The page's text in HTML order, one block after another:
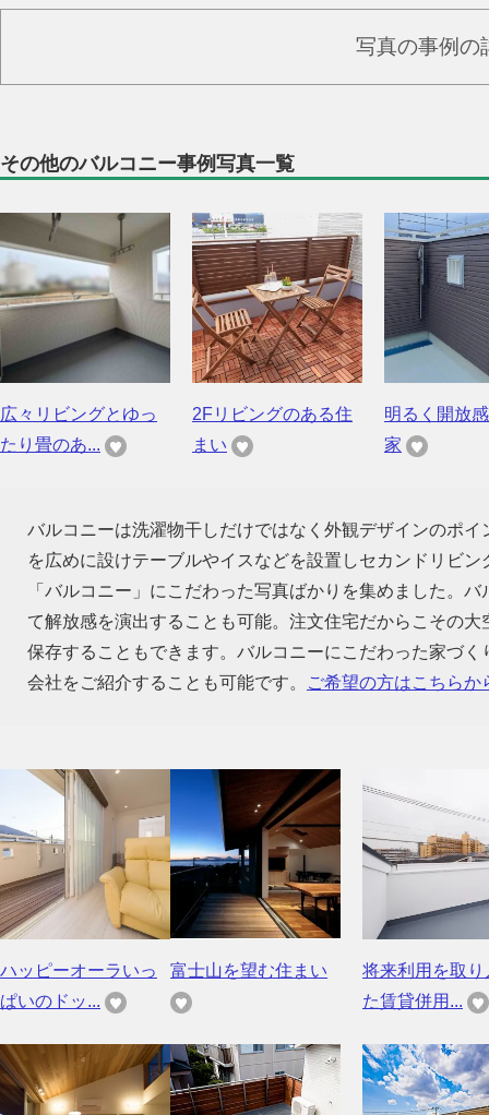
写真の事例の
その他のバルコニー事例写真一覧
広々リビングとゆっ
たり畳のあ...
2Fリビングのある住
まい
明るく開放
家
バルコニーは洗濯物干しだけではなく外観デザインのポ
を広めに設けテーブルやイスなどを設置しセカンドリビ
「バルコニー」にこだわった写真ばかりを集めました。
て解放感を演出することも可能。注文住宅だからこその
保存することもできます。バルコニーにこだわった家づ
会社をご紹介することも可能です。
ご希望の方はこちらか
ハッピーオーラいっ
ぱいのドッ...
富士山を望む住まい
将来利用を取り
た賃貸併用...